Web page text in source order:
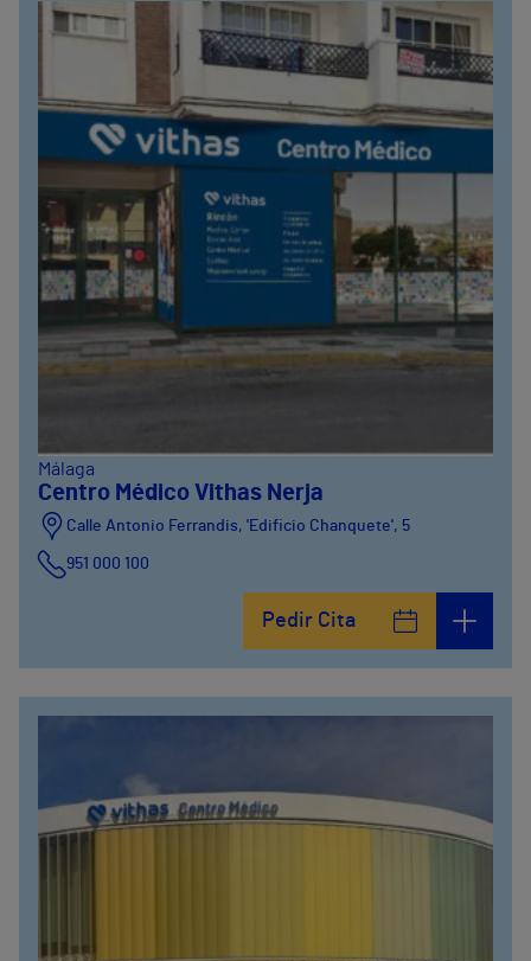
Málaga
Centro Médico Vithas Nerja
Calle Antonio Ferrandis, 'Edificio Chanquete', 5
951 000 100
Pedir Cita